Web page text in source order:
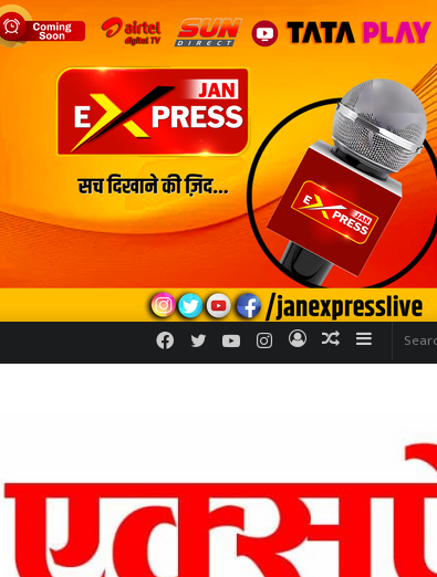
Sidebar
Random
Log
Instagram
YouTube
Twitter
Facebook